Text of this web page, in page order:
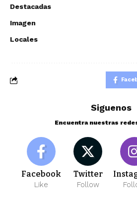
Destacadas
Imagen
Locales
Siguenos
Encuentra nuestras
Facebook
Like
Twitter
Follow